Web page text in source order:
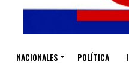
NACIONALES POLÍTICA